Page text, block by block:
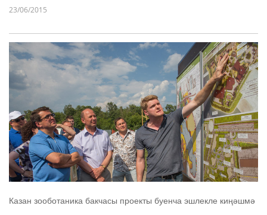
23/06/2015
Казан зооботаника бакчасы проекты буенча эшлекле киңәшмә